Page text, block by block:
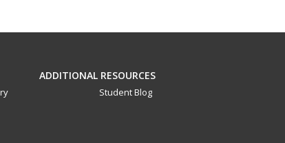
ADDITIONAL RESOURCES
Student Blog